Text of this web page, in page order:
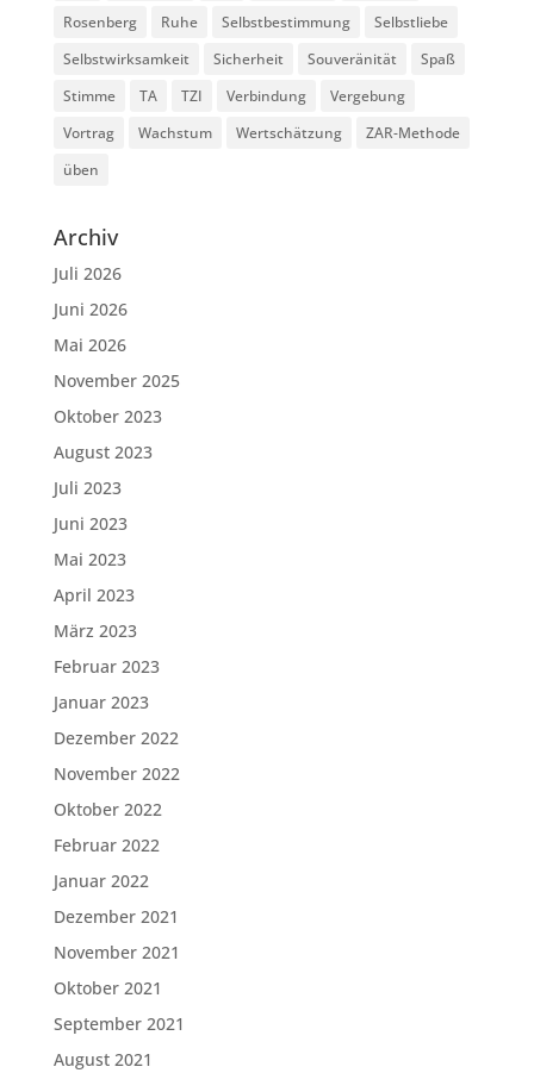
Rosenberg
Ruhe Selbstbestimmung
Selbstliebe
Selbstwirksamkeit
Sicherheit Souveränität
Spaß
Stimme
TA TZI Verbindung
Vergebung
Vortrag
Wachstum Wertschätzung
ZAR-Methode
üben
Archiv
Juli 2026
Juni 2026
Mai 2026
November 2025
Oktober 2023
August 2023
Juli 2023
Juni 2023
Mai 2023
April 2023
März 2023
Februar 2023
Januar 2023
Dezember 2022
November 2022
Oktober 2022
Februar 2022
Januar 2022
Dezember 2021
November 2021
Oktober 2021
September 2021
August 2021